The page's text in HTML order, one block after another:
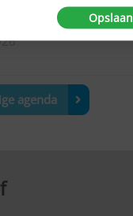
Bazuin – Schilderen
agenda
Opslaan